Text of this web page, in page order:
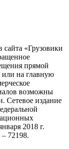
сайта «Грузовики
прямой
на главную
возможны
Сетевое издание
2018 г.
72198.